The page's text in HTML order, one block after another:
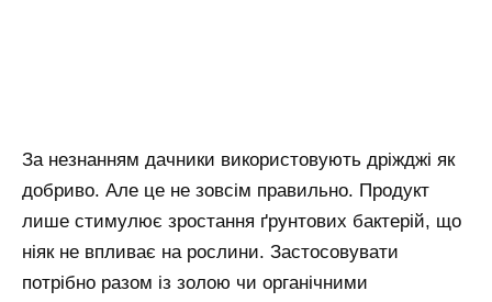
За незнанням дачники використовують дріжджі як
добриво. Але це не зовсім правильно. Продукт
лише стимулює зростання ґрунтових бактерій, що
ніяк не впливає на рослини. Застосовувати
потрібно разом із золою чи органічними